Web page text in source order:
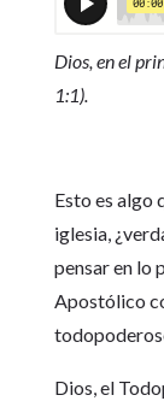
Dios, en el
1:1).
Esto es algo
iglesia,
pensar en lo
Apostólico
Dios, el